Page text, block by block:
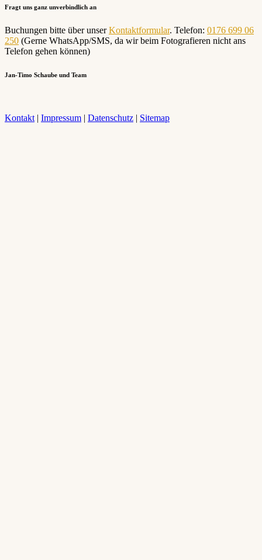
Fragt uns ganz unverbindlich an
Buchungen bitte über unserKontaktformular. Telefon: 0176 699 06
250 (Gerne WhatsApp/SMS, da wir beim Fotografieren nicht ans
Telefon gehen können)
Jan-Timo Schaube und Team
Kontakt | Impressum | Datenschutz | Sitemap